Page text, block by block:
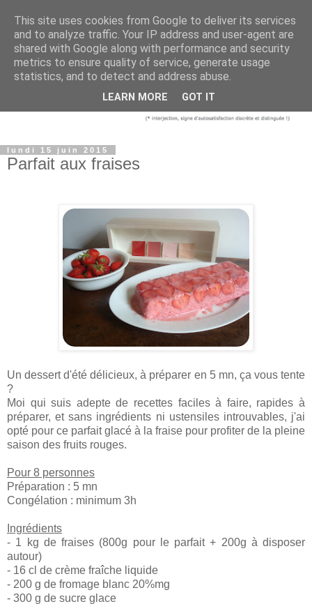
lundi 15 juin 2015
Parfait aux fraises
Un dessert d'été délicieux, à préparer en 5 mn, ça vous tente
?
Moi qui suis adepte de recettes faciles à faire, rapides à
préparer, et sans ingrédients ni ustensiles introuvables, j'ai
opté pour ce parfait glacé à la fraise pour profiter de la pleine
saison des fruits rouges.
Pour 8 personnes
Préparation : 5 mn
Congélation : minimum 3h
Ingrédients
- 1 kg de fraises (800g pour le parfait + 200g à disposer
autour)
- 16 cl de crème fraîche liquide
- 200 g de fromage blanc 20%mg
- 300 g de sucre glace
This site uses cookies from Google to deliver its services
and to analyze traffic. Your IP address and user-agent are
shared with Google along with performance and security
metrics to ensure quality of service, generate usage
statistics, and to detect and address abuse.
LEARN MORE GOT IT